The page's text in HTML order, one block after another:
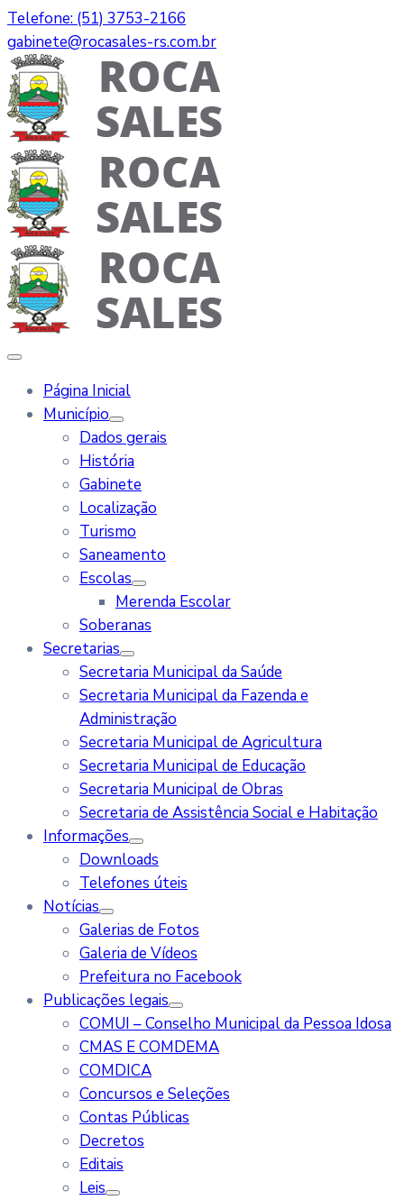
Telefone: (51) 3753-2166
gabinete@rocasales-rs.com.br
Página Inicial
Município
Dados gerais
História
Gabinete
Localização
Turismo
Saneamento
Escolas
Merenda Escolar
Soberanas
Secretarias
Secretaria Municipal da Saúde
Secretaria Municipal da Fazenda e
Administração
Secretaria Municipal de Agricultura
Secretaria Municipal de Educação
Secretaria Municipal de Obras
Secretaria de Assistência Social e Habitação
Informações
Downloads
Telefones úteis
Notícias
Galerias de Fotos
Galeria de Vídeos
Prefeitura no Facebook
Publicações legais
COMUI – Conselho Municipal da Pessoa Idosa
CMAS E COMDEMA
COMDICA
Concursos e Seleções
Contas Públicas
Decretos
Editais
Leis